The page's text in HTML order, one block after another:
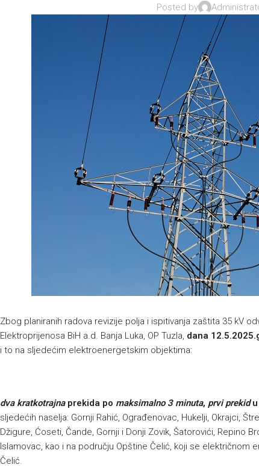
Posted by
Zbog planiranih radova revizije polja i ispitivanja zaštita 35 kV
Elektroprijenosa BiH a.d. Banja Luka, OP Tuzla, dana
i to na sljedećim elektroenergetskim objektima:
dva kratkotrajna prekida po maksimalno 3 minuta, prvi prekidu
sljedećih naselja: Gornji Rahić, Ograđenovac, Hukelji, Okrajci,
Džigure, Ćoseti, Čande, Gornji i Donji Zovik, Šatorovići, Repino
Islamovac, kao i na području Opštine Čelić, koji se električnom
Čelić.